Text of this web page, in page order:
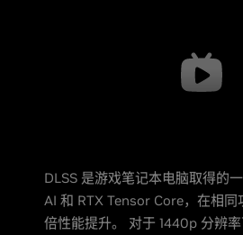
DLSS 是游戏笔记本电脑取得的
AI 和 RTX Tensor Core，在相同
倍性能提升。 对于 1440p 分辨率